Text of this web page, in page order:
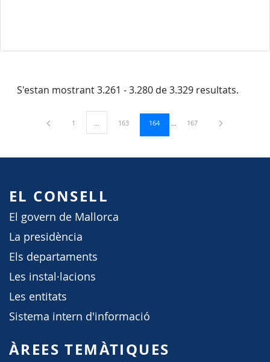
S'estan mostrant 3.261 - 3.280 de 3.329 resultats.
Pàgina
1 Pàgines intermèdies Utilitzeu TAB per navegar.
Pàgina
163 Pàgina
164 Pàgina
167
EL CONSELL
El govern de Mallorca
La presidència
Els departaments
Les instal·lacions
Les entitats
Sistema intern d'informació
ÀREES TEMÀTIQUES